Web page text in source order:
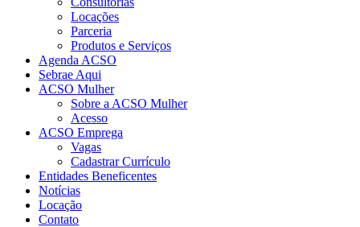
Locações
Parceria
Produtos e Serviços
Agenda ACSO
Sebrae Aqui
ACSO Mulher
Sobre a ACSO Mulher
Acesso
ACSO Emprega
Vagas
Cadastrar Currículo
Entidades Beneficentes
Notícias
Locação
Contato